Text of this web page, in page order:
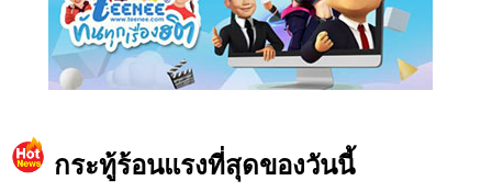
กระทู้ร้อนแรงที่สุดของวันนี้